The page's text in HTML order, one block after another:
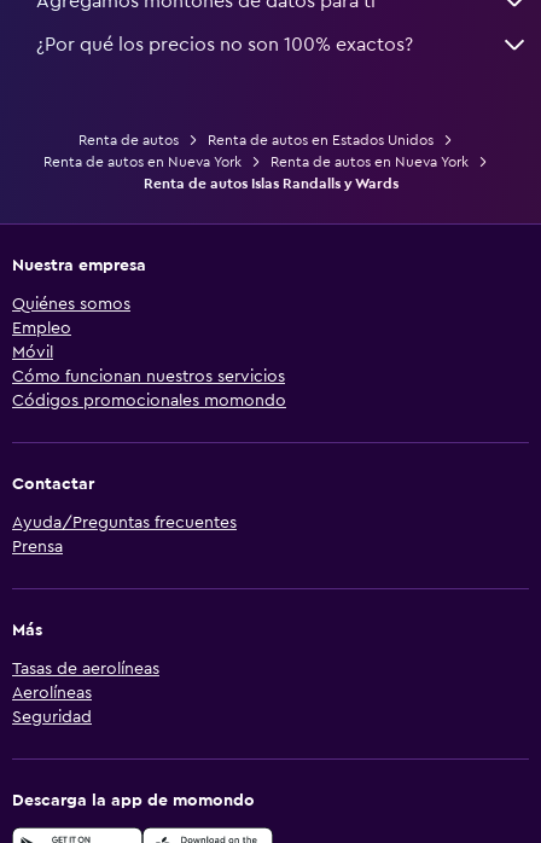
¿Por qué los precios no son 100% exactos?
Renta de autos
Renta de autos en Estados Unidos
Renta de autos en Nueva York
Renta de autos en Nueva York
Renta de autos Islas Randalls y Wards
Nuestra empresa
Quiénes somos
Empleo
Móvil
Cómo funcionan nuestros servicios
Códigos promocionales momondo
Contactar
Ayuda/Preguntas frecuentes
Prensa
Más
Tasas de aerolíneas
Aerolíneas
Seguridad
Descarga la app de momondo